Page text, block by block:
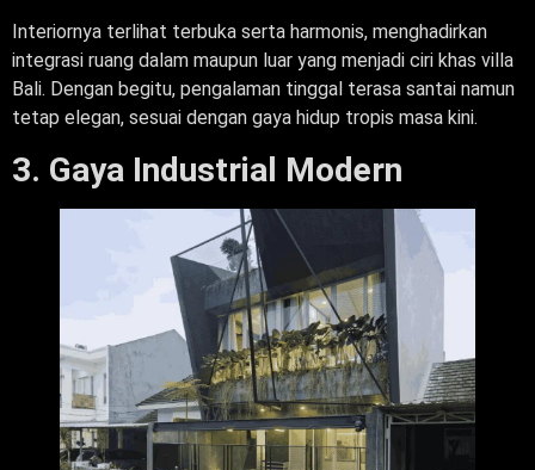
Interiornya terlihat terbuka serta harmonis, menghadirkan
integrasi ruang dalam maupun luar yang menjadi ciri khas villa
Bali. Dengan begitu, pengalaman tinggal terasa santai namun
tetap elegan, sesuai dengan gaya hidup tropis masa kini.
3. Gaya Industrial Modern